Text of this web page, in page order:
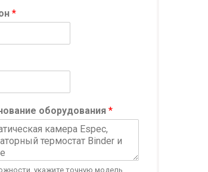
*
оборудования*
укажите точную модель